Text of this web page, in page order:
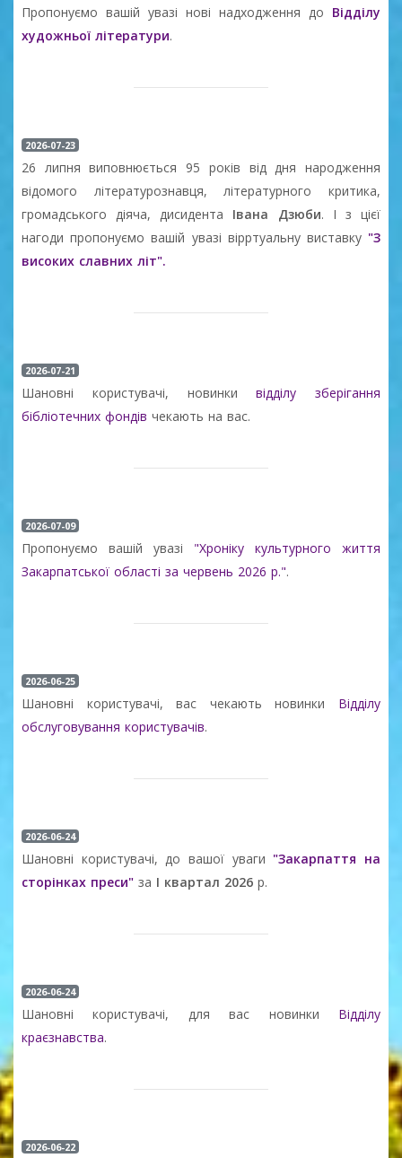
Пропонуємо вашій увазі нові надходження до Відділу
художньої літератури.
2026-07-23
26 липня виповнюється 95 років від дня народження
відомого літературознавця, літературного критика,
громадського діяча, дисидента Івана Дзюби. І з цієї
нагоди пропонуємо вашій увазі вірртуальну виставку "З
високих славних літ".
2026-07-21
Шановні користувачі, новинкивідділу зберігання
бібліотечних фондів чекають на вас.
2026-07-09
Пропонуємо вашій увазі "Хроніку культурного життя
Закарпатської області за червень 2026 р.".
2026-06-25
Шановні користувачі, вас чекають новинки Відділу
обслуговування користувачів.
2026-06-24
Шановні користувачі, до вашої уваги "Закарпаття на
сторінках преси" за І квартал 2026 р.
2026-06-24
Шановні користувачі, для вас новинки Відділу
краєзнавства.
2026-06-22